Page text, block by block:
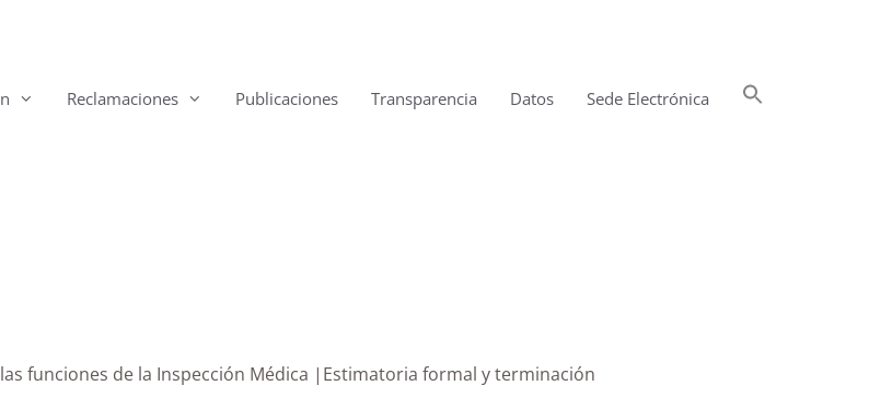
Reclamaciones Publicaciones Transparencia Datos Sede Electrónica
funciones de la Inspección Médica |Estimatoria formal y terminación